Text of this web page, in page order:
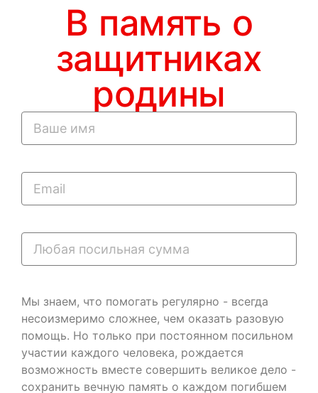
В память о
защитниках
родины
Мы знаем, что помогать регулярно - всегда
несоизмеримо сложнее, чем оказать разовую
помощь. Но только при постоянном посильном
участии каждого человека, рождается
возможность вместе совершить великое дело -
сохранить вечную память о каждом погибшем